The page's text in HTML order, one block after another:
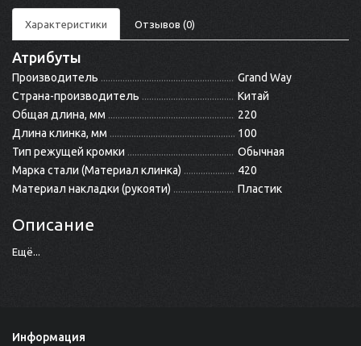
Характеристики Отзывов (0)
Атрибуты
Производитель
Grand Way
Страна-производитель
Китай
Общая длина, мм
220
Длина клинка, мм
100
Тип режущей кромки
Обычная
Марка стали (Материал клинка)
420
Материал накладки (рукояти)
Пластик
Описание
Ещё...
Информация